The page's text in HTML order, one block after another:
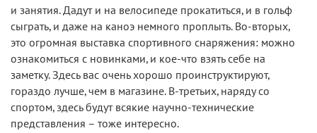
и занятия. Дадут и на велосипеде прокатиться, и в гольф
сыграть, и даже на каноэ немного проплыть. Во-вторых,
это огромная выставка спортивного снаряжения: можно
ознакомиться с новинками, и кое-что взять себе на
заметку. Здесь вас очень хорошо проинструктируют,
гораздо лучше, чем в магазине. В-третьих, наряду со
спортом, здесь будут всякие научно-технические
представления – тоже интересно.